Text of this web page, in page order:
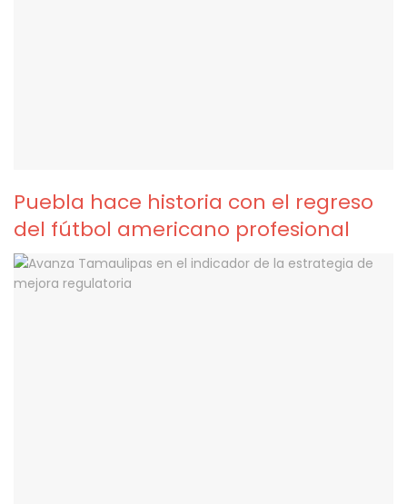
Puebla hace historia con el regreso
del fútbol americano profesional